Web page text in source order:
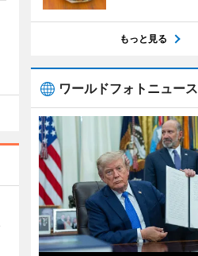
もっと見る
ワールドフォトニュース